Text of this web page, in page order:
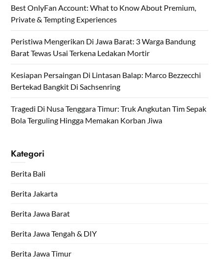
Best OnlyFan Account: What to Know About Premium,
Private & Tempting Experiences
Peristiwa Mengerikan Di Jawa Barat: 3 Warga Bandung
Barat Tewas Usai Terkena Ledakan Mortir
Kesiapan Persaingan Di Lintasan Balap: Marco Bezzecchi
Bertekad Bangkit Di Sachsenring
Tragedi Di Nusa Tenggara Timur: Truk Angkutan Tim Sepak
Bola Terguling Hingga Memakan Korban Jiwa
Kategori
Berita Bali
Berita Jakarta
Berita Jawa Barat
Berita Jawa Tengah & DIY
Berita Jawa Timur